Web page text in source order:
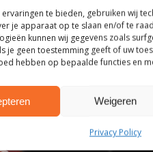
te bieden, gebruiken wij
je apparaat op te slaan en/of te
kunnen wij gegevens zoals
je geen toestemming geeft of uw
hebben op bepaalde functies en
Weigeren
Privacy Policy